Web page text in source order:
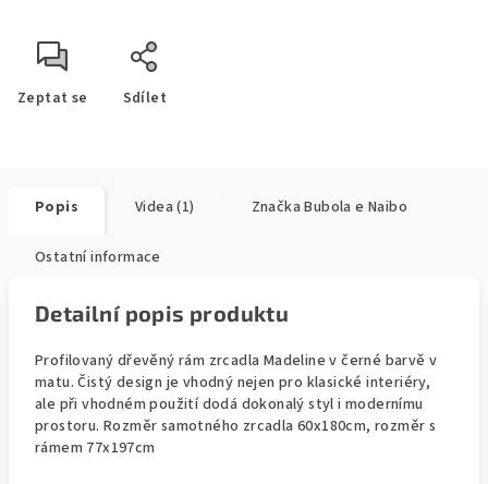
Zeptat se Sdílet
Popis Videa (1) Značka Bubola e Naibo
Ostatní informace
Detailní popis produktu
Profilovaný dřevěný rám zrcadla Madeline v černé barvě v
matu. Čistý design je vhodný nejen pro klasické interiéry,
ale při vhodném použití dodá dokonalý styl i modernímu
prostoru. Rozměr samotného zrcadla 60x180cm, rozměr s
rámem 77x197cm